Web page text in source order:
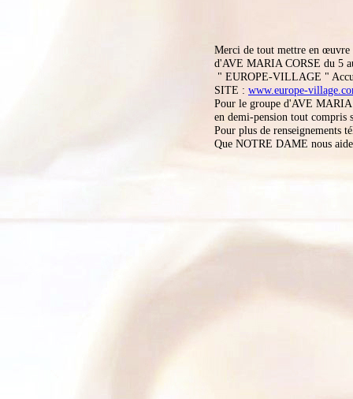
Merci de tout mettre en œuvre
d'AVE MARIA CORSE du 5
" EUROPE-VILLAGE "
SITE : www.europe-
Pour le groupe d'AVE
en demi-pension tout compris
Pour plus de renseignements
Que NOTRE DAME nous